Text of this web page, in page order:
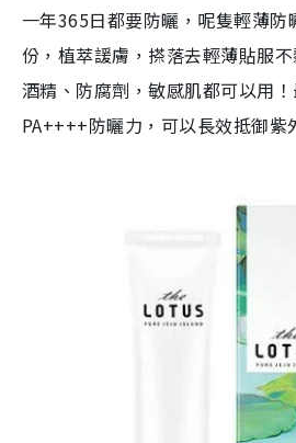
一年365日都要防曬，呢隻輕薄
份，植萃諼膚，搽落去輕薄貼服
酒精、防腐劑，敏感肌都可以用
PA++++防曬力，可以長效抵御紫